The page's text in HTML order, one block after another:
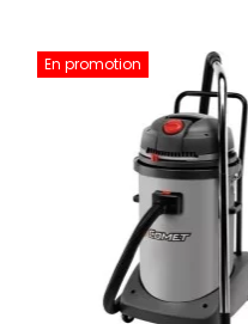
En promotion